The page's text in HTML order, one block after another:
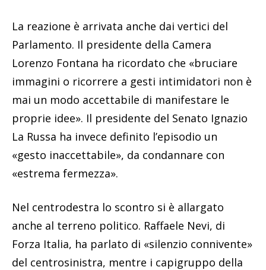
La reazione è arrivata anche dai vertici del
Parlamento. Il presidente della Camera
Lorenzo Fontana ha ricordato che «bruciare
immagini o ricorrere a gesti intimidatori non è
mai un modo accettabile di manifestare le
proprie idee». Il presidente del Senato Ignazio
La Russa ha invece definito l’episodio un
«gesto inaccettabile», da condannare con
«estrema fermezza».
Nel centrodestra lo scontro si è allargato
anche al terreno politico. Raffaele Nevi, di
Forza Italia, ha parlato di «silenzio connivente»
del centrosinistra, mentre i capigruppo della